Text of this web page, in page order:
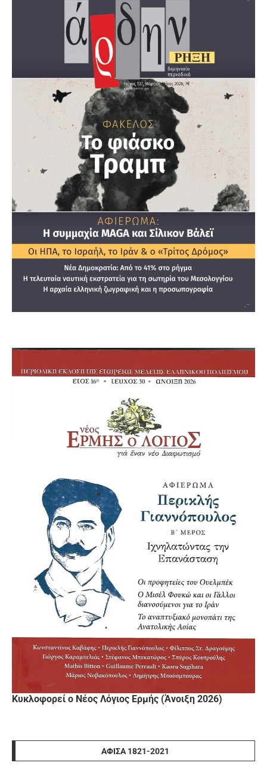
Κυκλοφορεί ο Νέος Λόγιος Ερμής (Άνοιξη 2026)
ΑΦΊΣΑ 1821-2021